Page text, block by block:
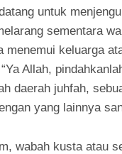
untuk
sementara
menemui keluarga
Allah,
daerah juhfah,
yang lainnya
wabah kusta atau